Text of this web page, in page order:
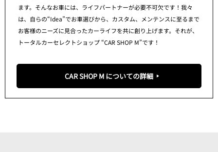
ます。そんなお車には、ライフパートナーが必要不可欠です！我々
は、自らの“Idea”でお車選びから、カスタム、メンテンスに至るまで
お客様のニーズに見合ったカーライフを共に創り上げます。それが、
トータルカーセレクトショップ “CAR SHOP M”です！
CAR SHOP M についての詳細